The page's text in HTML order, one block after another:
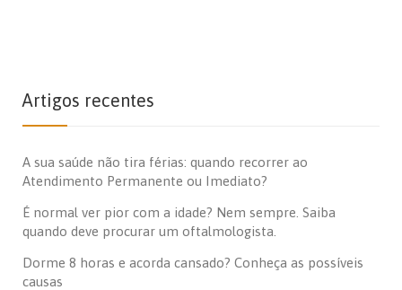
Artigos recentes
A sua saúde não tira férias: quando recorrer ao
Atendimento Permanente ou Imediato?
É normal ver pior com a idade? Nem sempre. Saiba
quando deve procurar um oftalmologista.
Dorme 8 horas e acorda cansado? Conheça as possíveis
causas